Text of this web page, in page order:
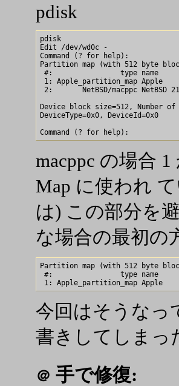
pdisk
pdisk
Edit /dev/wd0c -
Command (? for help):
Partition map (with 512 byte
#:                type name
1: Apple_partition_map
2:       NetBSD/macppc NetBSD
Device block size=512, Number of
DeviceType=0x0, DeviceId=0x0
macppc の場合
Map に使われ
は) この部分を
な場合の最初の
Partition map (with 512 byte
#:                type name
今回はそうなっ
書きしてしまっ
＠ 手で修復: